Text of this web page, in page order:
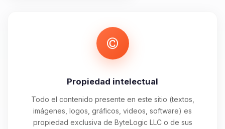
Propiedad intelectual
Todo el contenido presente en este sitio (textos,
imágenes, logos, gráficos, videos, software) es
propiedad exclusiva de ByteLogic LLC o de sus